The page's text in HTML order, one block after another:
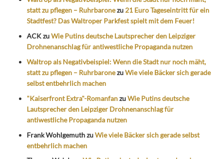
statt zu pflegen – Ruhrbaronezu 21 Euro Tageseintritt für ein
Stadtfest? Das Waltroper Parkfest spielt mit dem Feuer!
ACKzuWie Putins deutsche Lautsprecher den Leipziger
Drohnenanschlag für antiwestliche Propaganda nutzen
Waltrop als Negativbeispiel: Wenn die Stadt nur noch mäht,
statt zu pflegen – RuhrbaronezuWie viele Bäcker sich gerade
selbst entbehrlich machen
"Kaiserfront Extra"-RomanfanzuWie Putins deutsche
Lautsprecher den Leipziger Drohnenanschlag für
antiwestliche Propaganda nutzen
Frank WohlgemuthzuWie viele Bäcker sich gerade selbst
entbehrlich machen